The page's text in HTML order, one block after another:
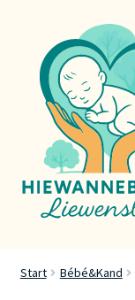
Navigation
springen
Inhalt
springen
Start Bébé&Kand